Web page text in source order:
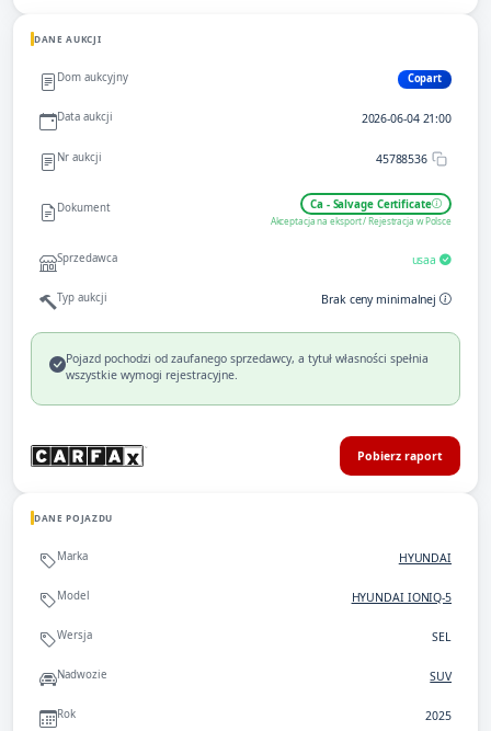
DANE AUKCJI
Dom aukcyjny Copart
Data aukcji 2026-06-04 21:00
Nr aukcji 45788536
Dokument Ca - Salvage Certificate
Akceptacja na eksport / Rejestracja w Polsce
Sprzedawca usaa
Typ aukcji Brak ceny minimalnej
Pojazd pochodzi od zaufanego sprzedawcy, a tytuł własności spełnia
wszystkie wymogi rejestracyjne.
Pobierz raport
DANE POJAZDU
Marka HYUNDAI
Model HYUNDAI IONIQ-5
Wersja SEL
Nadwozie SUV
Rok 2025